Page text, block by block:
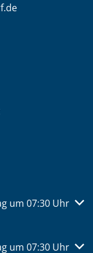
um 07:30 Uhr
um 07:30 Uhr